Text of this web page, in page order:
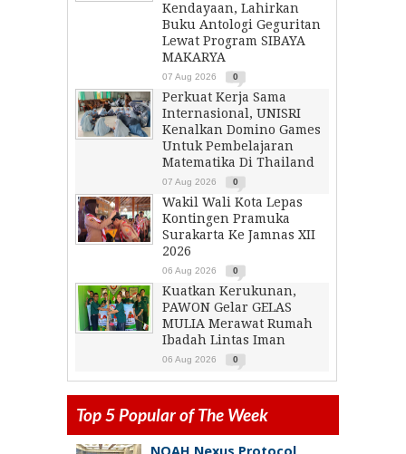
Kendayaan, Lahirkan
Buku Antologi Geguritan
Lewat Program SIBAYA
MAKARYA
07 Aug 2026 0
Perkuat Kerja Sama
Internasional, UNISRI
Kenalkan Domino Games
Untuk Pembelajaran
Matematika Di Thailand
07 Aug 2026 0
Wakil Wali Kota Lepas
Kontingen Pramuka
Surakarta Ke Jamnas XII
2026
06 Aug 2026 0
Kuatkan Kerukunan,
PAWON Gelar GELAS
MULIA Merawat Rumah
Ibadah Lintas Iman
06 Aug 2026 0
Top 5 Popular of The Week